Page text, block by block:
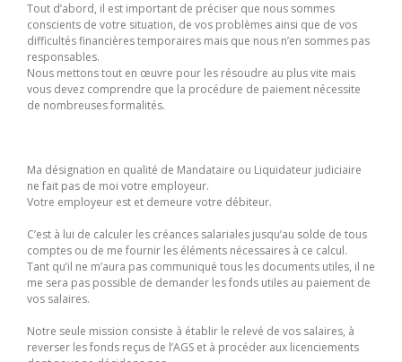
Tout d’abord, il est important de préciser que nous sommes
conscients de votre situation, de vos problèmes ainsi que de vos
difficultés financières temporaires mais que nous n’en sommes pas
responsables.
Nous mettons tout en œuvre pour les résoudre au plus vite mais
vous devez comprendre que la procédure de paiement nécessite
de nombreuses formalités.
Ma désignation en qualité de Mandataire ou Liquidateur judiciaire
ne fait pas de moi votre employeur.
Votre employeur est et demeure votre débiteur.
C’est à lui de calculer les créances salariales jusqu’au solde de tous
comptes ou de me fournir les éléments nécessaires à ce calcul.
Tant qu’il ne m’aura pas communiqué tous les documents utiles, il ne
me sera pas possible de demander les fonds utiles au paiement de
vos salaires.
Notre seule mission consiste à établir le relevé de vos salaires, à
reverser les fonds reçus de l’AGS et à procéder aux licenciements